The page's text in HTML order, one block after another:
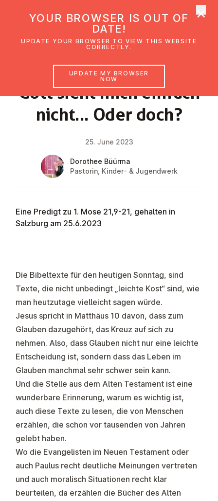
Gott sieht mich einfach
nicht... Oder doch?
FAITH IMPULSE
25. June 2023
Dorothee Büürma
Pastorin, Kinder- & Jugendwerk
Eine Predigt zu 1. Mose 21,9-21, gehalten in
Salzburg am 25.6.2023
Die Bibeltexte für den heutigen Sonntag, sind
Texte, die nicht unbedingt „leichte Kost“ sind, wie
man heutzutage vielleicht sagen würde.
Jesus spricht in Matthäus 10 davon, dass zum
Glauben dazugehört, das Kreuz auf sich zu
nehmen. Also, dass Glauben nicht nur eine leichte
Entscheidung ist, sondern dass das Leben im
Glauben manchmal sehr schwer sein kann.
Und die Stelle aus dem Alten Testament ist eine
wunderbare Erinnerung, warum es wichtig ist,
auch diese Texte zu lesen, die von Menschen
erzählen, die schon vor tausenden von Jahren
gelebt haben.
Wo die Evangelisten im Neuen Testament oder
auch Paulus recht deutliche Meinungen vertreten
und auch moralisch Situationen recht klar
beurteilen, da erzählen die Bücher des Alten
YOUR BROWSER IS OUT OF
DATE!
UPDATE YOUR BROWSER TO VIEW THIS WEBSITE
CORRECTLY.
UPDATE MY BROWSER
NOW
×